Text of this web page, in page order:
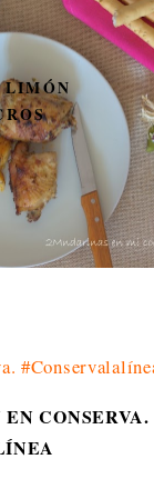
CONSERVA.